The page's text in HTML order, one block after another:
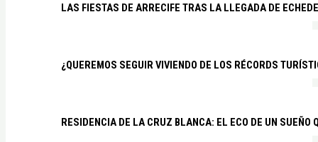
LAS FIESTAS DE ARRECIFE TRAS LA LLEGADA DE
¿QUEREMOS SEGUIR VIVIENDO DE LOS RÉCORDS
RESIDENCIA DE LA CRUZ BLANCA: EL ECO DE UN SUEÑO